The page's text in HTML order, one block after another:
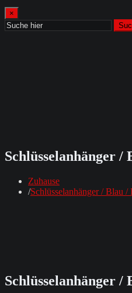
×
Schlüsselanhänger /
Zuhause
Schlüsselanhänger / Blau /
Schlüsselanhänger /